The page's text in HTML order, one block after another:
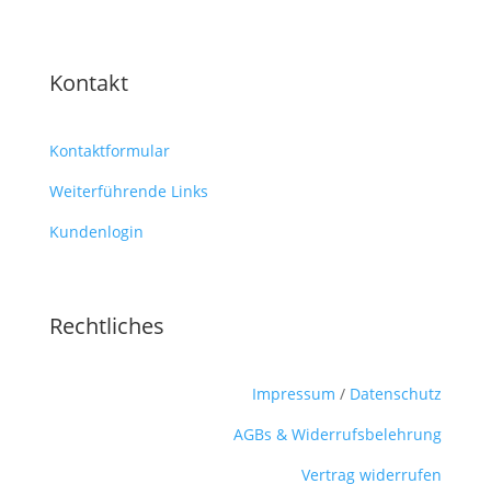
Kontakt
Kontaktformular
Weiterführende Links
Kundenlogin
Rechtliches
Impressum / Datenschutz
AGBs & Widerrufsbelehrung
Vertrag widerrufen